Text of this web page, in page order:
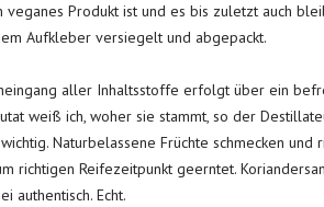
Produkt ist und es bis zuletzt auch
Aufkleber versiegelt und abgepackt.
aller Inhaltsstoffe erfolgt über ein
weiß ich, woher sie stammt, so der
Naturbelassene Früchte schmecken
richtigen Reifezeitpunkt geerntet.
authentisch. Echt.